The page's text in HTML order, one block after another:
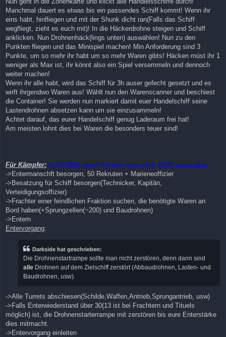
Manchmal dauert es etwas bis ein passendes Schiff kommt! Wenn ihr
eins habt, hinfliegen und mit der Shunk dicht ran(Falls das Schiff
wegfliegt, zieht es euch mit)! In die Häckerdrohne steigen und Schiff
anklicken. Nun Drohnenhäck(lings unten) auswählen! Nun zu den
Punkten fliegen und das Minispiel machen! Min Anforderung sind 3
Punkte, um so mehr ihr habt um so mehr Waren gibts! Häcken müst ihr 1
weniger als Max ist, ihr könnt also ein Spiel versemmeln und dennoch
weiter machen!
Wenn ihr alle habt, wird das Schiff für 3h auser gefecht gesetzt und es
wirft ihrgendwo Waren aus! Wählt nun den Warenscanner und beschiest
die Container! Sie werden nun markiert damit euer Handelschiff seine
Lastendrohnen absetzen kann um sie einzusammeln!
Achtet darauf, das eurer Handelschiff genug Laderaum frei hat!
Am meisten lohnt dies bei Waren die besonders teuer sind!
Für Kämpfer: ACHTUNG, durch Update nicht mehr 100% anwendbar
->Entermanschft besorgen, 50 Rekruten + Marieneoffizier
->Besatzung für Schiff besorgen(Technicker, Kapitän,
Verteidigungsoffizier)
->Frachter einer feindlichen Fraktion suchen, die benötigte Waren an
Bord haben(+Sprungzellen(~200) und Baudrohnen)
->Entern
Entervorgang:
Darkside hat geschrieben:
Die Drohnenstartrampe sollte man nicht zerstören, denn dann sind
alle Drohnen auf dem Zielschiff zerstört (Abbaudrohnen, Lasten- und
Baudrohnen, usw).
->Alle Turrets abschiesen(Schilde,Waffen,Antrieb,Sprungantrieb, usw)
->Falls Enterwiederstand über 30(13 ist bei Frachtern und Tituels
möglich) ist, die Drohnenstarterrampe mit zerstören bis eure Enterstärke
dies mitmacht.
->Entervorgang einleiten